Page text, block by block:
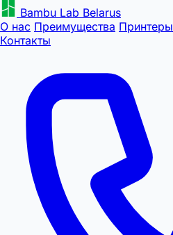
Bambu Lab Belarus
О нас Преимущества Принтеры
Контакты